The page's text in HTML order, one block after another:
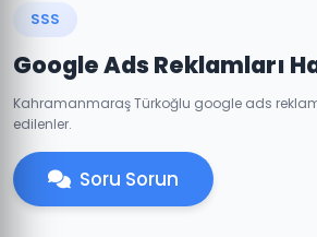
SSS
Google Ads Reklamları
Kahramanmaraş Türkoğlu google ads
edilenler.
Soru Sorun